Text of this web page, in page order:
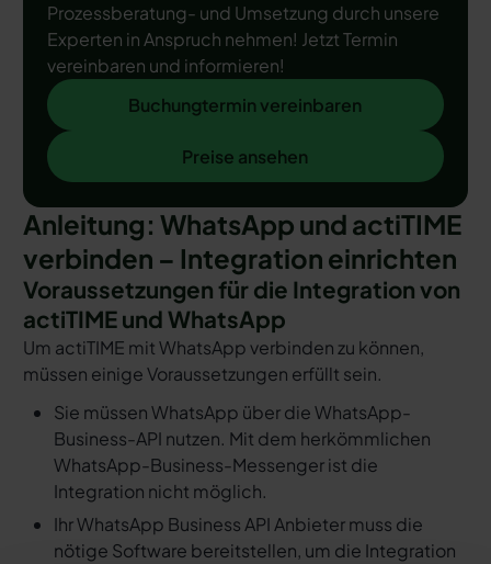
Prozessberatung- und Umsetzung durch unsere
Experten in Anspruch nehmen! Jetzt Termin
vereinbaren und informieren!
Buchungtermin vereinbaren
Buchungtermin vereinbaren
Preise ansehen
Preise ansehen
Anleitung: WhatsApp und actiTIME
verbinden – Integration einrichten
Voraussetzungen für die Integration von
actiTIME und WhatsApp
Um actiTIME mit WhatsApp verbinden zu können,
müssen einige Voraussetzungen erfüllt sein.
Sie müssen WhatsApp über die WhatsApp-
Business-API nutzen. Mit dem herkömmlichen
WhatsApp-Business-Messenger ist die
Integration nicht möglich.
Ihr WhatsApp Business API Anbieter muss die
nötige Software bereitstellen, um die Integration